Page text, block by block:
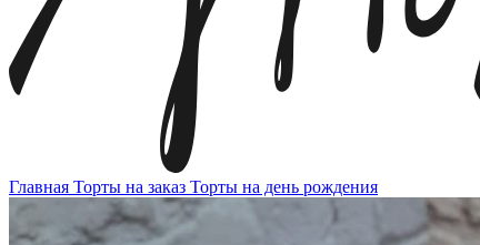
Главная Торты на заказ Торты на день рождения